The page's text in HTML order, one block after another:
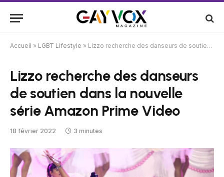
Accueil » LGBT Lifestyle » Lizzo recherche des danseurs de soutien dans la nouvelle série Amazon Prime Video
Lizzo recherche des danseurs
de soutien dans la nouvelle
série Amazon Prime Video
18 février 2022 3 minutes